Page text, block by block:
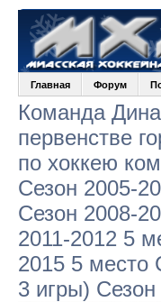
Главная Форум
Команда
первенстве
по хоккею
Сезон 2005-
Сезон 2008-
2011-2012 5
2015 5 место
3 игры)